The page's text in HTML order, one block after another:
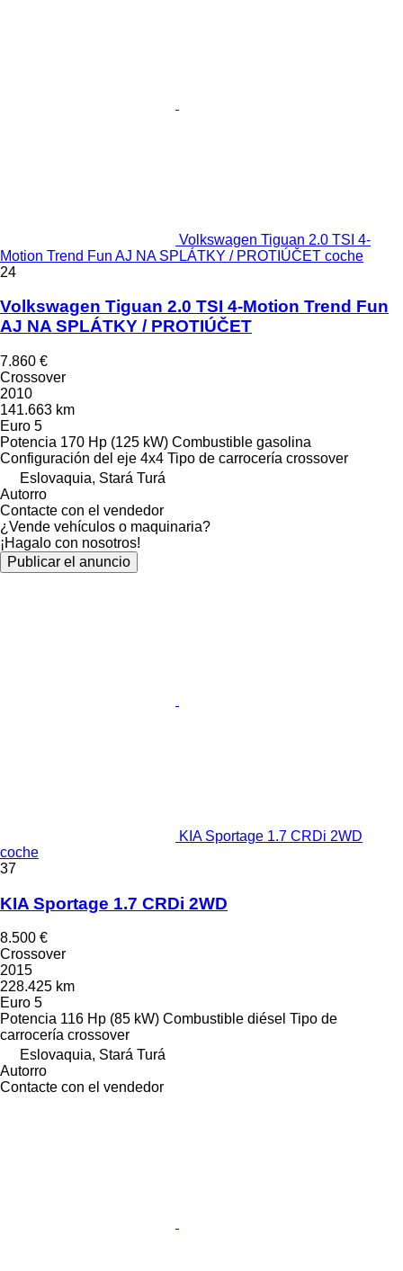
Volkswagen Tiguan 2.0 TSI 4-
Motion Trend Fun AJ NA SPLÁTKY / PROTIÚČET coche
24
Volkswagen Tiguan 2.0 TSI 4-Motion Trend Fun
AJ NA SPLÁTKY / PROTIÚČET
7.860 €
Crossover
2010
141.663 km
Euro 5
Potencia 170 Hp (125 kW) Combustible gasolina
Configuración del eje 4x4 Tipo de carrocería crossover
Eslovaquia, Stará Turá
Autorro
Contacte con el vendedor
¿Vende vehículos o maquinaria?
¡Hagalo con nosotros!
Publicar el anuncio
KIA Sportage 1.7 CRDi 2WD
coche
37
KIA Sportage 1.7 CRDi 2WD
8.500 €
Crossover
2015
228.425 km
Euro 5
Potencia 116 Hp (85 kW) Combustible diésel Tipo de
carrocería crossover
Eslovaquia, Stará Turá
Autorro
Contacte con el vendedor